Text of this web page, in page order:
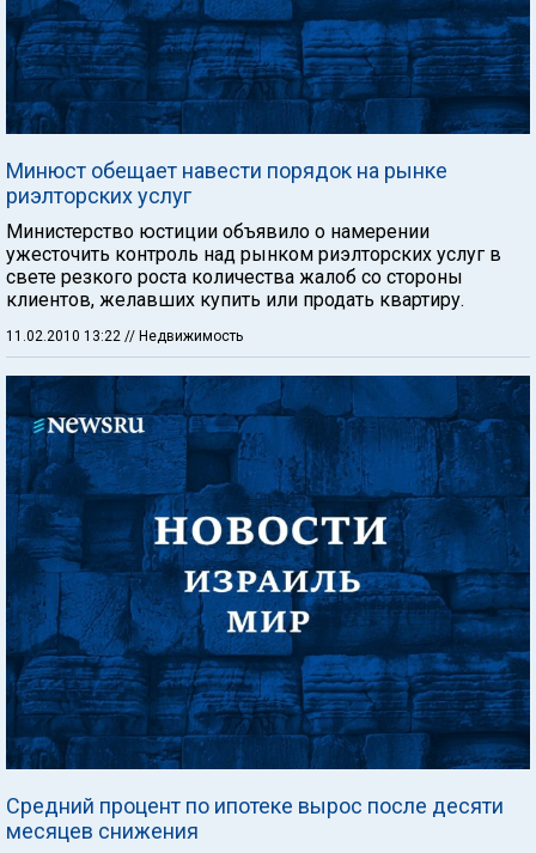
Минюст обещает навести порядок на рынке
риэлторских услуг
Министерство юстиции объявило о намерении
ужесточить контроль над рынком риэлторских услуг в
свете резкого роста количества жалоб со стороны
клиентов, желавших купить или продать квартиру.
11.02.2010 13:22 // Недвижимость
Средний процент по ипотеке вырос после десяти
месяцев снижения